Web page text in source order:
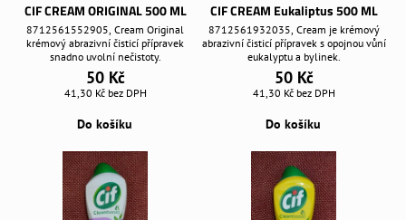
CIF CREAM ORIGINAL 500 ML
8712561552905, Cream Original
krémový abrazivní čisticí přípravek
snadno uvolní nečistoty.
50 Kč
41,30 Kč bez DPH
Do košíku
CIF CREAM Eukaliptus 500 ML
8712561932035, Cream je krémový
abrazivní čisticí přípravek s opojnou vůní
eukalyptu a bylinek.
50 Kč
41,30 Kč bez DPH
Do košíku